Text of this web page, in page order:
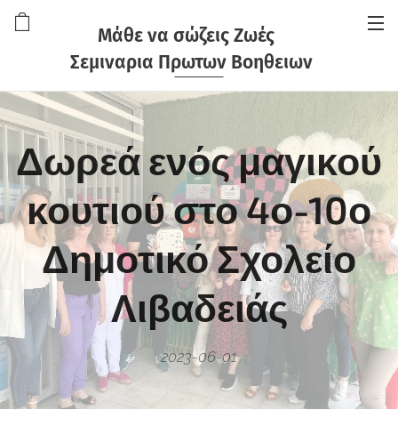
Μάθε να σώζεις Ζωές
Σεμιναρια Πρωτων Βοηθειων
Δωρεά ενός μαγικού
κουτιού στο 4ο-10ο
Δημοτικό Σχολείο
Λιβαδειάς
2023-06-01